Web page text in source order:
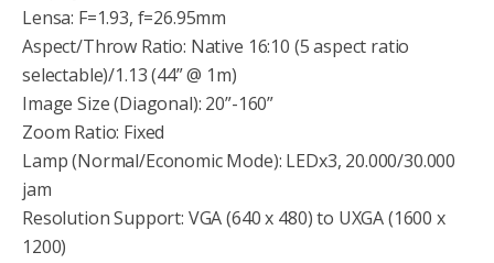
Lensa: F=1.93, f=26.95mm
Aspect/Throw Ratio: Native 16:10 (5 aspect ratio
selectable)/1.13 (44” @ 1m)
Image Size (Diagonal): 20”-160”
Zoom Ratio: Fixed
Lamp (Normal/Economic Mode): LEDx3, 20.000/30.000
jam
Resolution Support: VGA (640 x 480) to UXGA (1600 x
1200)